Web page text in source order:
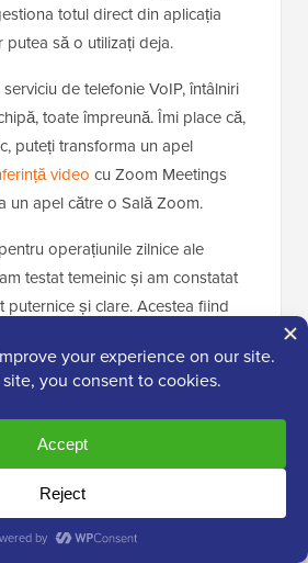
totul direct din aplicația
să o utilizați deja.
de telefonie VoIP, întâlniri
toate împreună. Îmi place că,
puteți transforma un apel
video cu Zoom Meetings
un apel către o Sală Zoom.
operațiunile zilnice ale
testat temeinic și am constatat
puternice și clare. Acestea fiind
o cu Nextiva sau RingCentral.
Puteți configura
(un recepționer virtual pentru a
de apeluri (pentru a gestiona
aglomerate) și reguli de rutare
ora din zi, departamentul